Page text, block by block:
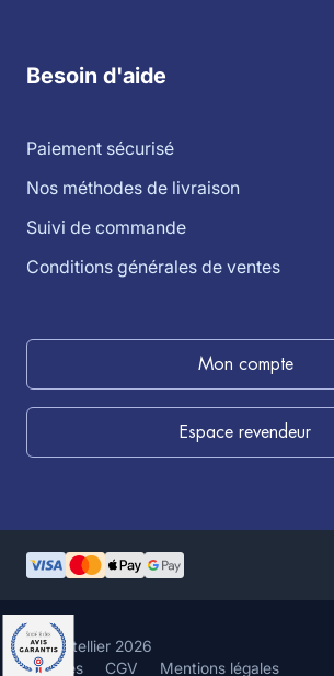
Besoin d'aide
Paiement sécurisé
Nos méthodes de livraison
Suivi de commande
Conditions générales de ventes
Mon compte
Espace revendeur
©louistellier 2026
Cookies
CGV Mentions légales